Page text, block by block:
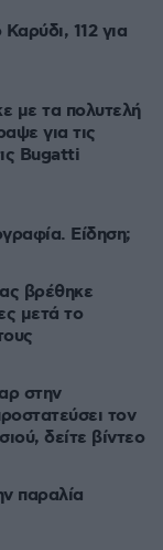
112 για
με τα πολυτελή
για τις
Bugatti
Είδηση;
βρέθηκε
μετά το
στην
τον
δείτε βίντεο
παραλία